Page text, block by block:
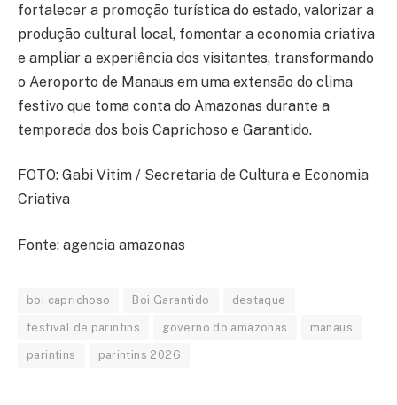
fortalecer a promoção turística do estado, valorizar a
produção cultural local, fomentar a economia criativa
e ampliar a experiência dos visitantes, transformando
o Aeroporto de Manaus em uma extensão do clima
festivo que toma conta do Amazonas durante a
temporada dos bois Caprichoso e Garantido.
FOTO: Gabi Vitim / Secretaria de Cultura e Economia
Criativa
Fonte: agencia amazonas
boi caprichoso Boi Garantido destaque
festival de parintins governo do amazonas manaus
parintins parintins 2026